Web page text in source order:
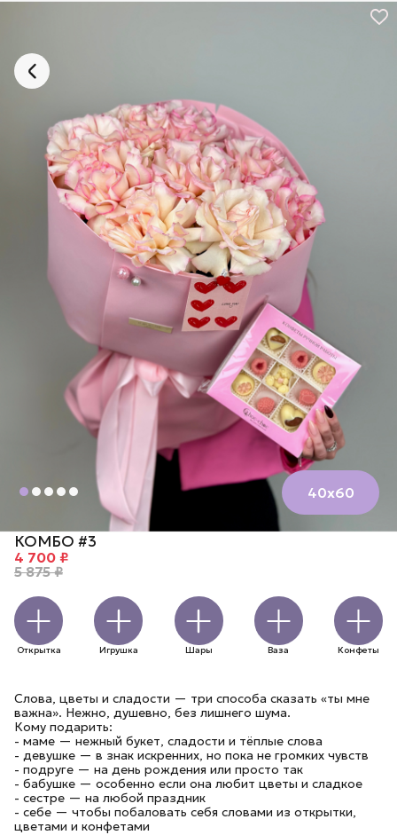
40х60
КОМБО #3
4 700 ₽
5 875 ₽
Открытка Игрушка Шары Ваза Конфеты
Слова, цветы и сладости — три способа сказать «ты мне
важна». Нежно, душевно, без лишнего шума.
Кому подарить:
- маме — нежный букет, сладости и тёплые слова
- девушке — в знак искренних, но пока не громких чувств
- подруге — на день рождения или просто так
- бабушке — особенно если она любит цветы и сладкое
- сестре — на любой праздник
- себе — чтобы побаловать себя словами из открытки,
цветами и конфетами